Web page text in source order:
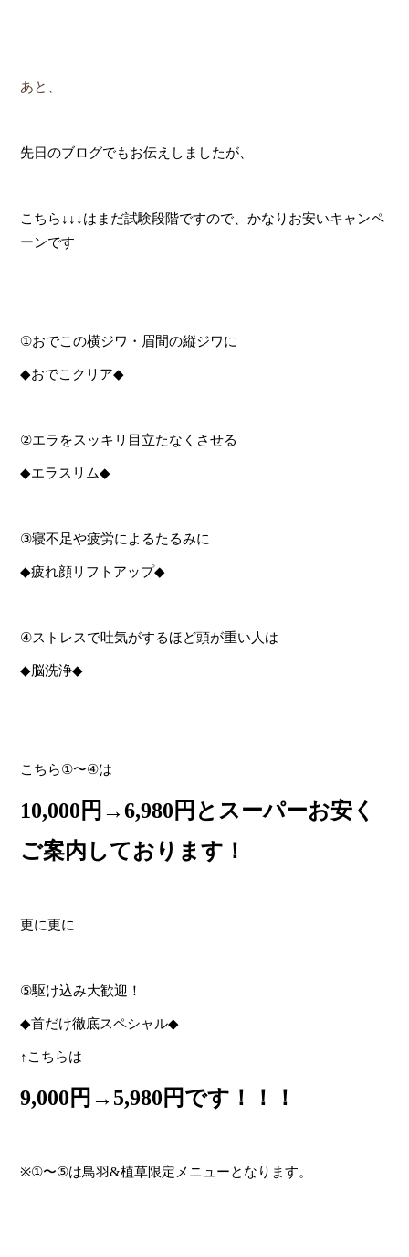
あと、
先日のブログでもお伝えしましたが、
こちら↓↓↓はまだ試験段階ですので、かなりお安いキャンペ
ーンです
①おでこの横ジワ・眉間の縦ジワに
◆おでこクリア◆
②エラをスッキリ目立たなくさせる
◆エラスリム◆
③寝不足や疲労によるたるみに
◆疲れ顔リフトアップ◆
④ストレスで吐気がするほど頭が重い人は
◆脳洗浄◆
こちら①〜④は
10,000 円 →6,980 円とスーパーお安く
ご案内しております！
更に更に
⑤駆け込み大歓迎！
◆首だけ徹底スペシャル◆
↑ こちらは
9,000 円 →5,980 円です！！！
※①〜⑤は鳥羽&植草限定メニューとなります。